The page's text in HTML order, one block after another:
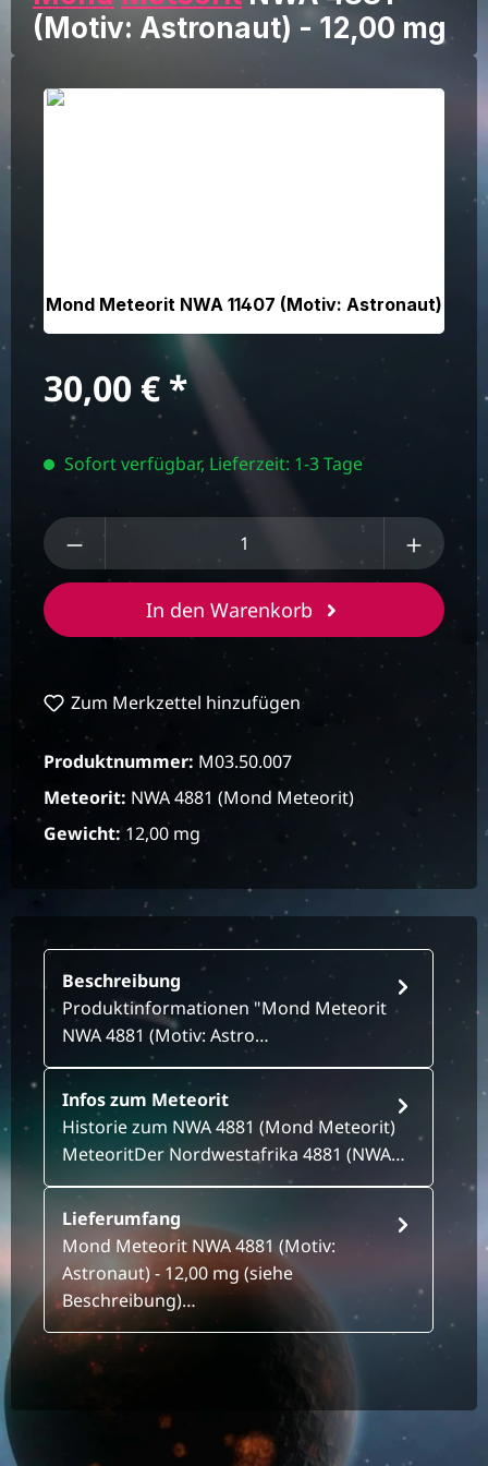
(Motiv: Astronaut) - 12,00 mg
Bildergalerie überspringen
Mond Meteorit NWA 11407 (Motiv: Astronaut)
Regulärer Preis:
30,00 €
Sofort verfügbar, Lieferzeit: 1-3 Tage
Produkt Anzahl: Gib den gewünschten
In den Warenkorb
Zum Merkzettel hinzufügen
Produktnummer: M03.50.007
Meteorit: NWA 4881 (Mond Meteorit)
Gewicht: 12,00 mg
Beschreibung
Produktinformationen "Mond Meteorit
NWA 4881 (Motiv: Astro…
Infos zum Meteorit
Historie zum NWA 4881 (Mond Meteorit)
MeteoritDer Nordwestafrika 4881 (NWA…
Lieferumfang
Mond Meteorit NWA 4881 (Motiv:
Astronaut) - 12,00 mg (siehe
Beschreibung)…